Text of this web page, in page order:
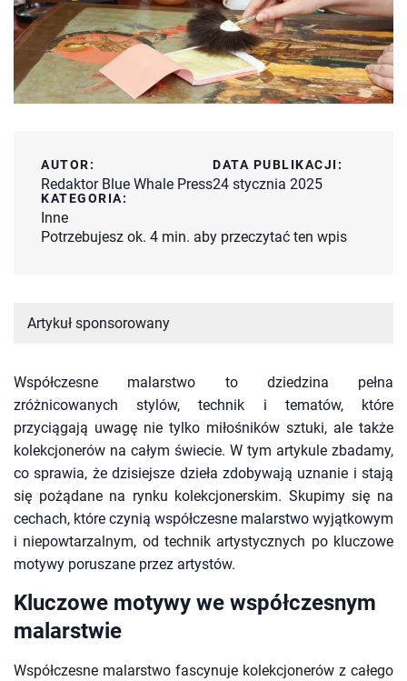
AUTOR:
Redaktor Blue Whale Press
DATA PUBLIKACJI:
24 stycznia 2025
KATEGORIA:
Inne
Potrzebujesz ok. 4 min. aby przeczytać ten wpis
Artykuł sponsorowany
Współczesne malarstwo to dziedzina pełna
zróżnicowanych stylów, technik i tematów, które
przyciągają uwagę nie tylko miłośników sztuki, ale także
kolekcjonerów na całym świecie. W tym artykule zbadamy,
co sprawia, że dzisiejsze dzieła zdobywają uznanie i stają
się pożądane na rynku kolekcjonerskim. Skupimy się na
cechach, które czynią współczesne malarstwo wyjątkowym
i niepowtarzalnym, od technik artystycznych po kluczowe
motywy poruszane przez artystów.
Kluczowe motywy we współczesnym
malarstwie
Współczesne malarstwo fascynuje kolekcjonerów z całego